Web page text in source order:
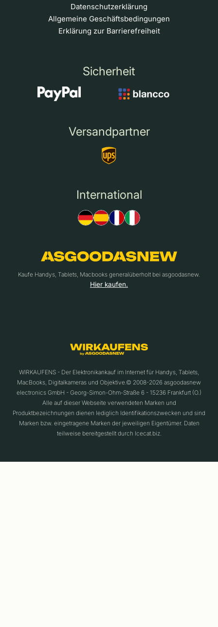
Datenschutzerklärung
Allgemeine Geschäftsbedingungen
Erklärung zur Barrierefreiheit
Sicherheit
Versandpartner
International
Kaufe Handys, Tablets, Macbooks generalüberholt bei asgoodasnew.
Hier kaufen.
WIRKAUFENS - Der Elektronikankauf im Internet für Handys, Tablets,
MacBooks, Digitalkameras und Objektive.© 2008-2026 asgoodasnew
electronics GmbH - Georg-Simon-Ohm-Straße 6 - 15236 Frankfurt (O.)
Alle auf dieser Webseite verwendeten Marken und
Produktbezeichnungen dienen lediglich Identifikationszwecken und sind
Marken bzw. eingetragene Marken der jeweiligen Eigentümer. Daten
teilweise bereitgestellt durch Icecat.biz.